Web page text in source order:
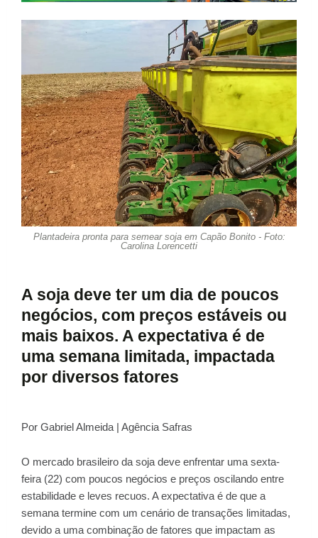
Plantadeira pronta para semear soja em Capão Bonito - Foto:
Carolina Lorencetti
A soja deve ter um dia de poucos
negócios, com preços estáveis ou
mais baixos. A expectativa é de
uma semana limitada, impactada
por diversos fatores
Por Gabriel Almeida | Agência Safras
O mercado brasileiro da soja deve enfrentar uma sexta-
feira (22) com poucos negócios e preços oscilando entre
estabilidade e leves recuos. A expectativa é de que a
semana termine com um cenário de transações limitadas,
devido a uma combinação de fatores que impactam as